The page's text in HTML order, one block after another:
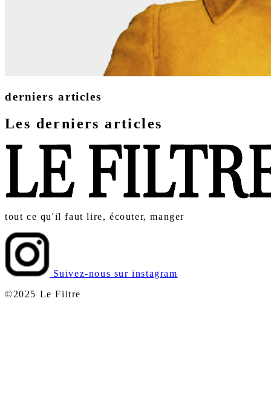
derniers articles
Les derniers articles
tout ce qu'il faut lire, écouter, manger
Suivez-nous sur instagram
©2025 Le Filtre